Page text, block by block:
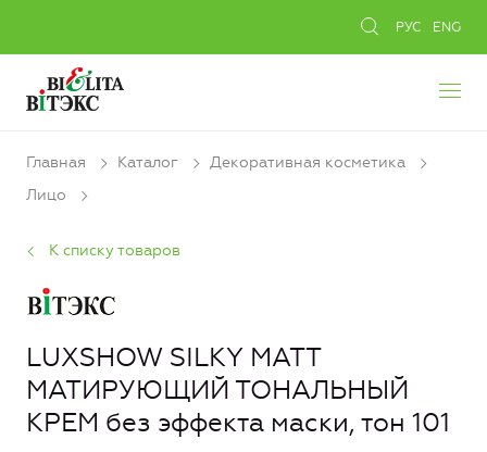
РУС ENG
Главная Каталог
Декоративная косметика
Лицо
К списку товаров
LUXSHOW SILKY MATT
МАТИРУЮЩИЙ ТОНАЛЬНЫЙ
КРЕМ без эффекта маски, тон 101